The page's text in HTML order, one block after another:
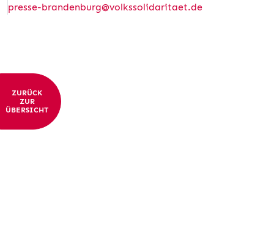
presse-brandenburg@volkssolidaritaet.de
ZURÜCK
ZUR
ÜBERSICHT